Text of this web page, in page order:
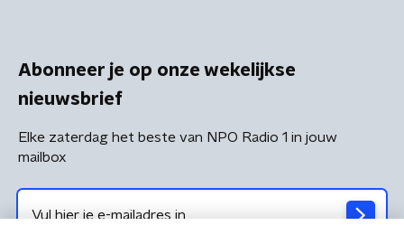
Abonneer je op onze wekelijkse
nieuwsbrief
Elke zaterdag het beste van NPO Radio 1 in jouw
mailbox